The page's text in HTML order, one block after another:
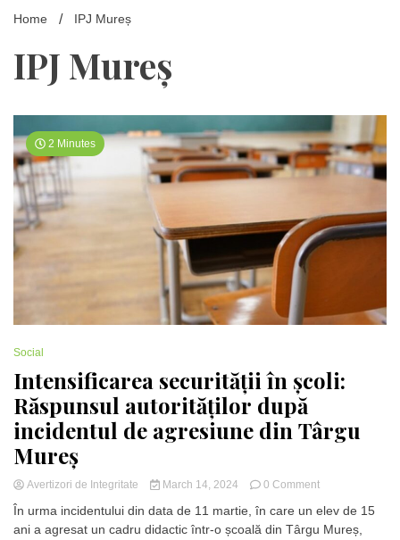
Home IPJ Mureș
IPJ Mureș
2 Minutes
Social
Intensificarea securității în școli:
Răspunsul autorităților după
incidentul de agresiune din Târgu
Mureș
Avertizori de Integritate March 14, 2024 0 Commenton
securității
în
În urma incidentului din data de 11 martie, în care un elev de 15
ani a agresat un cadru didactic într-o școală din Târgu Mureș,